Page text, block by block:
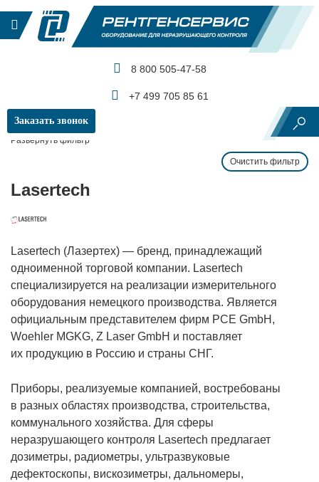
8 800 505-47-58
+7 499 705 85 61
Заказать звонок
Главная Производители и бренды Lasertech
Развернуть фильтр
Очистить фильтр
Lasertech
Lasertech (Лазертех) — бренд, принадлежащий
одноименной торговой компании. Lasertech
специализируется на реализации измерительного
оборудования немецкого производства. Является
официальным представителем фирм PCE GmbH,
Woehler MGKG, Z Laser GmbH и поставляет
их продукцию в Россию и страны СНГ.
Приборы, реализуемые компанией, востребованы
в разных областях производства, строительства,
коммунального хозяйства. Для сферы
неразрушающего контроля Lasertech предлагает
дозиметры, радиометры, ультразвуковые
дефектоскопы, вискозиметры, дальномеры,